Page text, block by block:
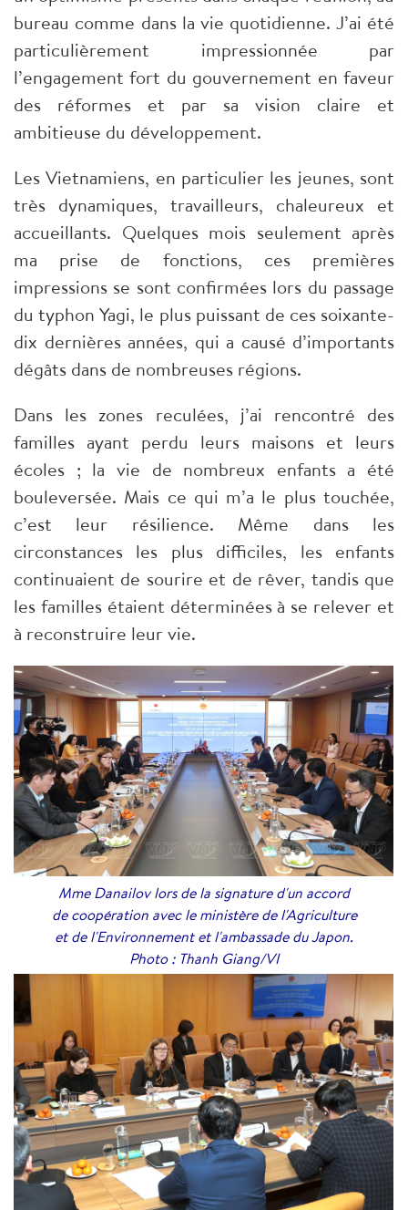
bureau comme dans la vie quotidienne. J’ai été
particulièrement impressionnée par
l’engagement fort du gouvernement en faveur
des réformes et par sa vision claire et
ambitieuse du développement.
Les Vietnamiens, en particulier les jeunes, sont
très dynamiques, travailleurs, chaleureux et
accueillants. Quelques mois seulement après
ma prise de fonctions, ces premières
impressions se sont confirmées lors du passage
du typhon Yagi, le plus puissant de ces soixante-
dix dernières années, qui a causé d’importants
dégâts dans de nombreuses régions.
Dans les zones reculées, j’ai rencontré des
familles ayant perdu leurs maisons et leurs
écoles ; la vie de nombreux enfants a été
bouleversée. Mais ce qui m’a le plus touchée,
c’est leur résilience. Même dans les
circonstances les plus difficiles, les enfants
continuaient de sourire et de rêver, tandis que
les familles étaient déterminées à se relever et
à reconstruire leur vie.
Mme Danailov lors de la signature d'un accord
de coopération avec le ministère de l'Agriculture
et de l'Environnement et l'ambassade du Japon.
Photo : Thanh Giang/VI